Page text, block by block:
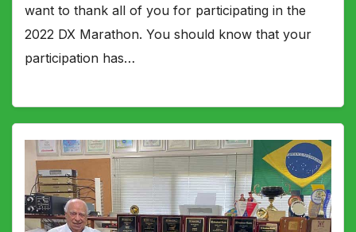
want to thank all of you for participating in the
2022 DX Marathon. You should know that your
participation has…